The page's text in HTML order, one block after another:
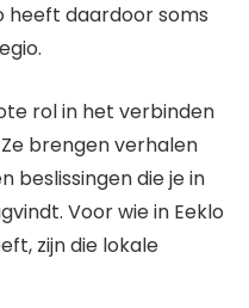
heeft daardoor soms
rol in het verbinden
brengen verhalen
beslissingen die je in
Voor wie in Eeklo
zijn die lokale